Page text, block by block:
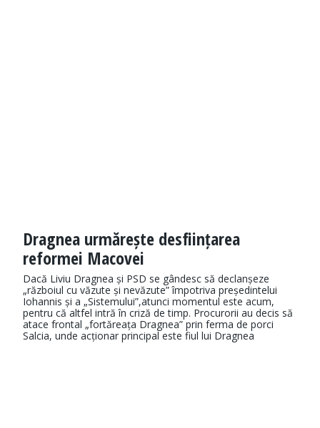
Dragnea urmărește desființarea
reformei Macovei
Dacă Liviu Dragnea și PSD se gândesc să declanșeze
„războiul cu văzute și nevăzute” împotriva președintelui
Iohannis și a „Sistemului”,atunci momentul este acum,
pentru că altfel intră în criză de timp. Procurorii au decis să
atace frontal „fortăreața Dragnea” prin ferma de porci
Salcia, unde acționar principal este fiul lui Dragnea